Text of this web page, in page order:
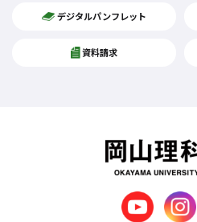
デジタルパンフレット
資料請求